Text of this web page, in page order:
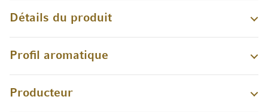
Détails du produit
Profil aromatique
Producteur